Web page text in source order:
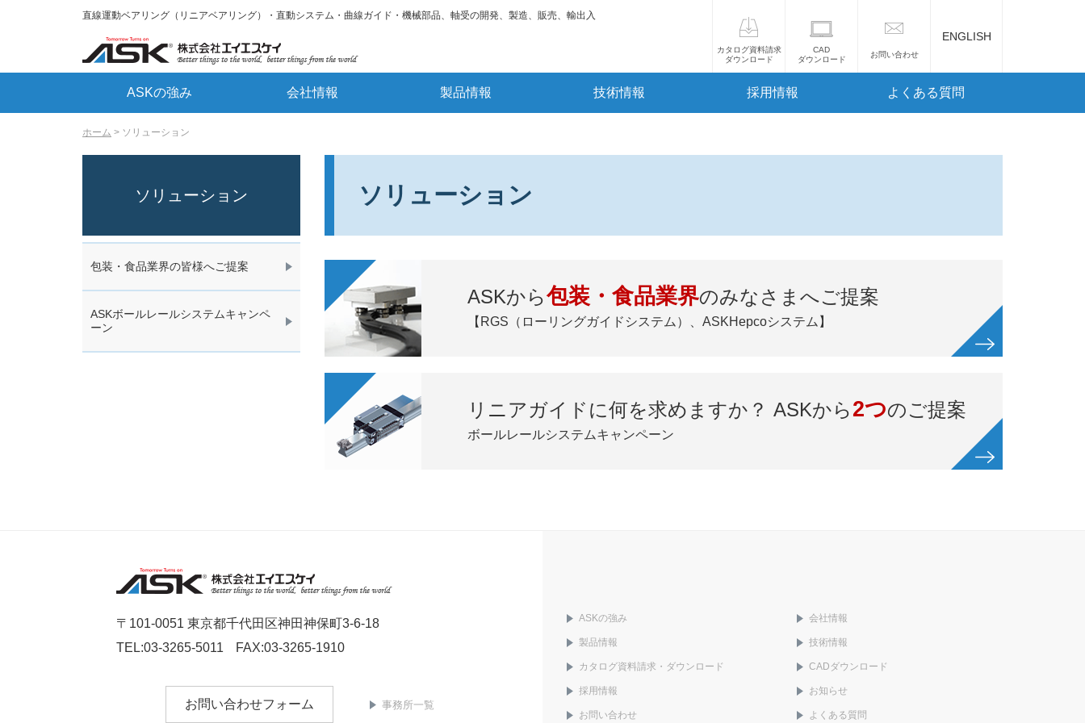
直線運動ベアリング（リニアベアリング）・直動システム・曲線ガイド・機械部品、軸受の開発、製造、販売、輸出入
カタログ資料請求
ダウンロード
CAD
ダウンロード
お問い合わせ
ENGLISH
ASKの強み 会社情報 製品情報 技術情報 採用情報 よくある質問
ホーム ソリューション
ソリューション
包装・食品業界の皆様へご提案
ASKボールレールシステムキャンペ
ーン
ソリューション
ASKから包装・食品業界のみなさまへご提案
【RGS（ローリングガイドシステム）、ASKHepcoシステム】
リニアガイドに何を求めますか？ ASKから2つのご提案
ボールレールシステムキャンペーン
〒101-0051 東京都千代田区神田神保町3-6-18
TEL:03-3265-5011
FAX:03-3265-1910
お問い合わせフォーム 事務所一覧
ASKの強み 会社情報
製品情報 技術情報
カタログ資料請求・ダウンロード CADダウンロード
採用情報 お知らせ
お問い合わせ よくある質問